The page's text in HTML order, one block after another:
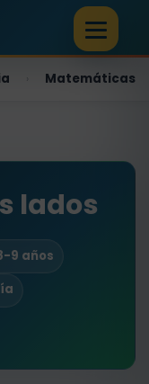
Matemáticas
lados
9 años